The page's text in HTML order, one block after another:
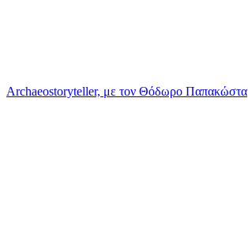
Archaeostoryteller, με τον Θόδωρο Παπακώστα